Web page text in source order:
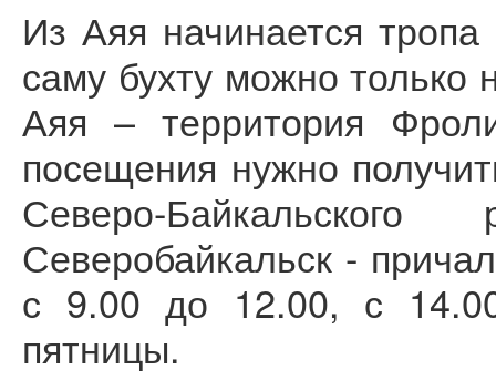
Из Аяя начинается
саму бухту можно только
Аяя – территория
посещения нужно
Северо-
Северобайкальск -
с 9.00 до 12.00, с
пятницы.